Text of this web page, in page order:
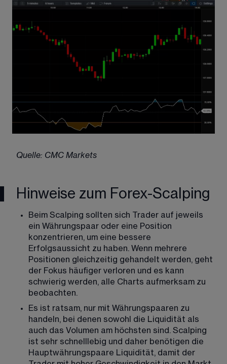
Quelle: CMC Markets
Hinweise zum Forex-Scalping
Beim Scalping sollten sich Trader auf jeweils
ein Währungspaar oder eine Position
konzentrieren, um eine bessere
Erfolgsaussicht zu haben. Wenn mehrere
Positionen gleichzeitig gehandelt werden, geht
der Fokus häufiger verloren und es kann
schwierig werden, alle Charts aufmerksam zu
beobachten.
Es ist ratsam, nur mit Währungspaaren zu
handeln, bei denen sowohl die Liquidität als
auch das Volumen am höchsten sind. Scalping
ist sehr schnelllebig und daher benötigen die
Hauptwährungspaare Liquidität, damit der